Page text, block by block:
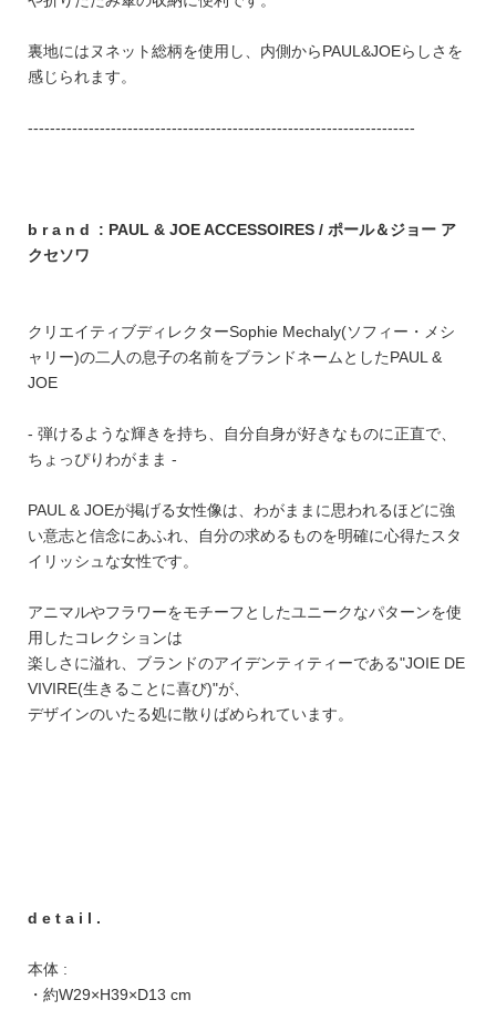
裏地にはヌネット総柄を使用し、内側からPAUL&JOEらしさを
感じられます。
----------------------------------------------------------------------
b r a n d : PAUL & JOE ACCESSOIRES / ポール＆ジョー ア
クセソワ
クリエイティブディレクターSophie Mechaly(ソフィー・メシ
ャリー)の二人の息子の名前をブランドネームとしたPAUL &
JOE
- 弾けるような輝きを持ち、自分自身が好きなものに正直で、
ちょっぴりわがまま -
PAUL & JOEが掲げる女性像は、わがままに思われるほどに強
い意志と信念にあふれ、自分の求めるものを明確に心得たスタ
イリッシュな女性です。
アニマルやフラワーをモチーフとしたユニークなパターンを使
用したコレクションは
楽しさに溢れ、ブランドのアイデンティティーである"JOIE DE
VIVIRE(生きることに喜び)"が、
デザインのいたる処に散りばめられています。
d e t a i l .
本体 :
・約W29×H39×D13 cm